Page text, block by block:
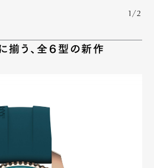
1/2
揃う、全６型の新作